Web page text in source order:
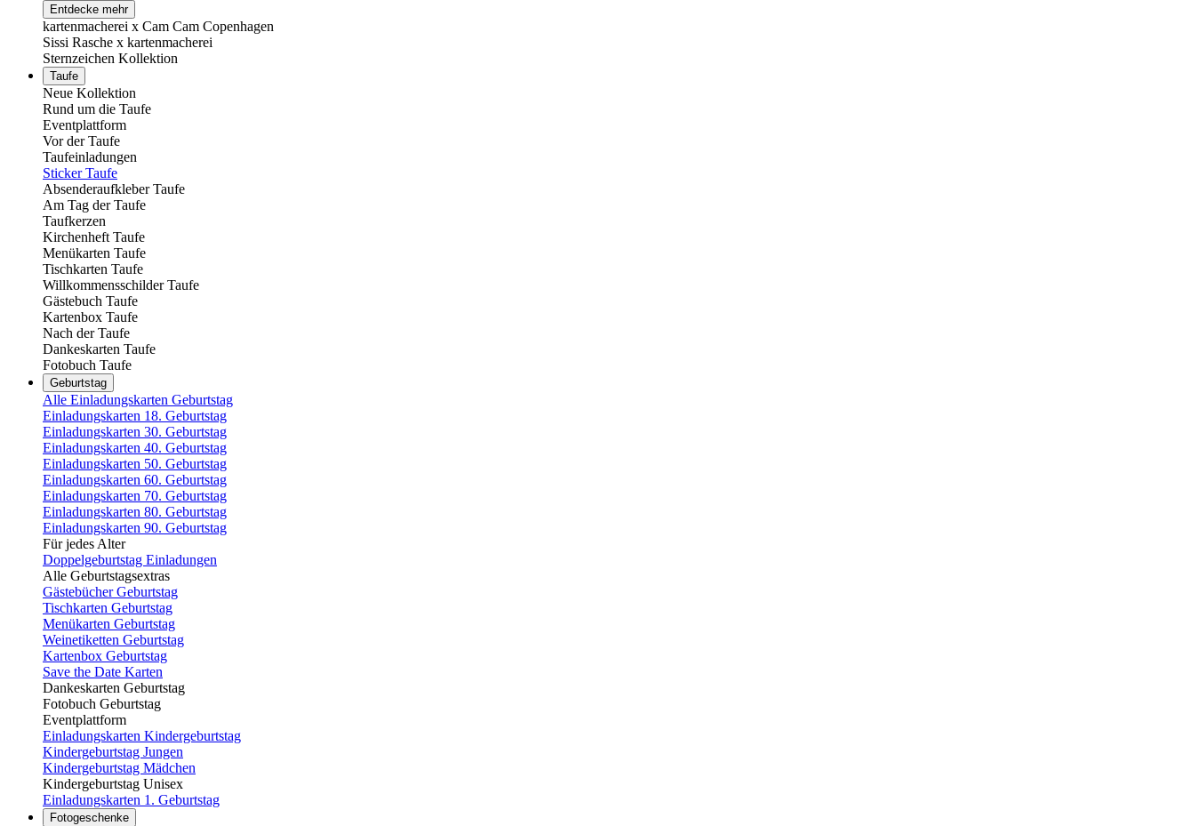
Entdecke mehr
kartenmacherei x Cam Cam Copenhagen
Sissi Rasche x kartenmacherei
Sternzeichen Kollektion
Taufe
Neue Kollektion
Rund um die Taufe
Eventplattform
Vor der Taufe
Taufeinladungen
Sticker Taufe
Absenderaufkleber Taufe
Am Tag der Taufe
Taufkerzen
Kirchenheft Taufe
Menükarten Taufe
Tischkarten Taufe
Willkommensschilder Taufe
Gästebuch Taufe
Kartenbox Taufe
Nach der Taufe
Dankeskarten Taufe
Fotobuch Taufe
Geburtstag
Alle Einladungskarten Geburtstag
Einladungskarten 18. Geburtstag
Einladungskarten 30. Geburtstag
Einladungskarten 40. Geburtstag
Einladungskarten 50. Geburtstag
Einladungskarten 60. Geburtstag
Einladungskarten 70. Geburtstag
Einladungskarten 80. Geburtstag
Einladungskarten 90. Geburtstag
Für jedes Alter
Doppelgeburtstag Einladungen
Alle Geburtstagsextras
Gästebücher Geburtstag
Tischkarten Geburtstag
Menükarten Geburtstag
Weinetiketten Geburtstag
Kartenbox Geburtstag
Save the Date Karten
Dankeskarten Geburtstag
Fotobuch Geburtstag
Eventplattform
Einladungskarten Kindergeburtstag
Kindergeburtstag Jungen
Kindergeburtstag Mädchen
Kindergeburtstag Unisex
Einladungskarten 1. Geburtstag
Fotogeschenke